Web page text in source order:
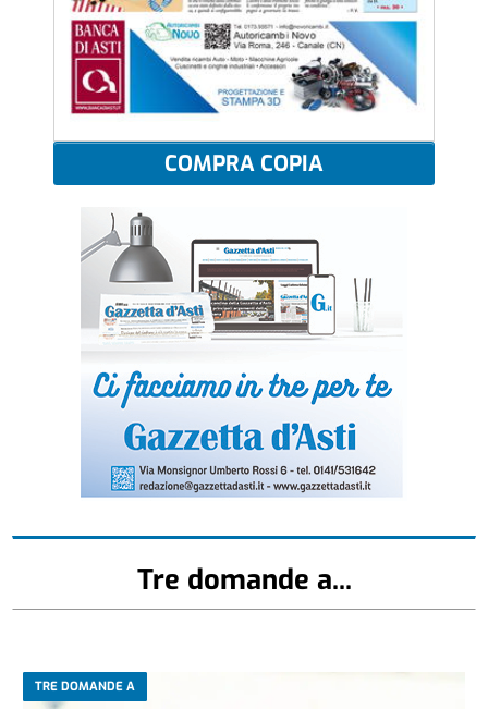
COMPRA COPIA
Tre domande a...
TRE DOMANDE A